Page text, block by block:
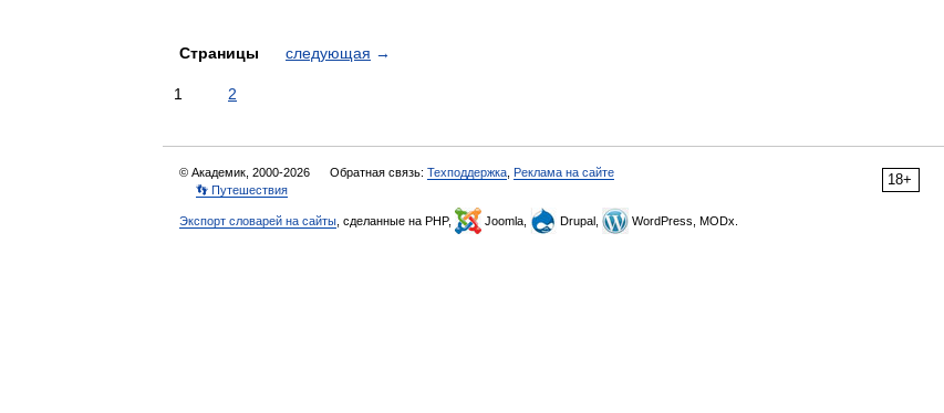
Страницы следующая →
1 2
18+
© Академик, 2000-2026 Обратная связь: Техподдержка Реклама на сайте
👣 Путешествия
Экспорт словарей на сайты , сделанные на PHP, Joomla, Drupal, WordPress, MODx.